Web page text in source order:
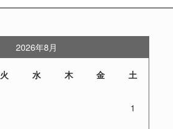
2026年8月
火 水 木 金 土
1